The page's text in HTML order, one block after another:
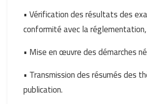
• Vérification des résultats des
conformité avec la
• Mise en œuvre des démarches
• Transmission des résumés des
publication.